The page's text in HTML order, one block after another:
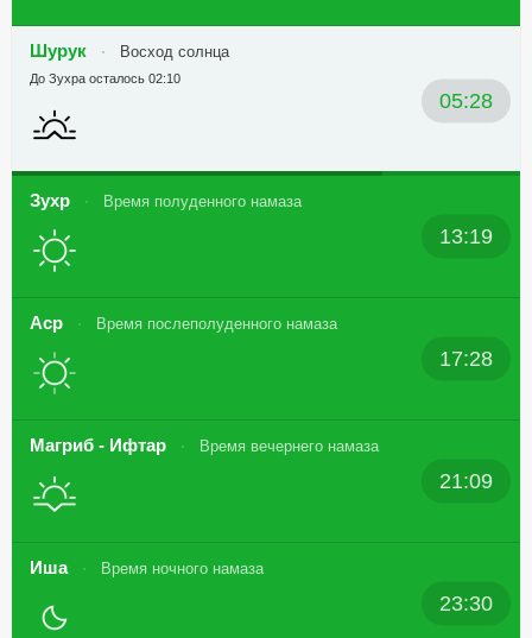
Шурук Восход солнца
05:28
До Зухра осталось 02:10
Зухр Время полуденного намаза
13:19
Аср Время послеполуденного намаза
17:28
Магриб - Ифтар Время вечернего намаза
21:09
Иша Время ночного намаза
23:30